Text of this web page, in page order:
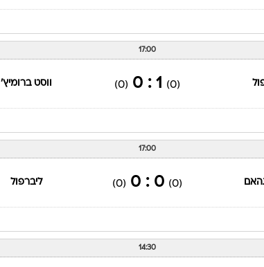
17:00
(0)
1 : 0
(0) ווסט ברומיץ'
17:00
(0)
0 : 0
(0) ליברפול
14:30